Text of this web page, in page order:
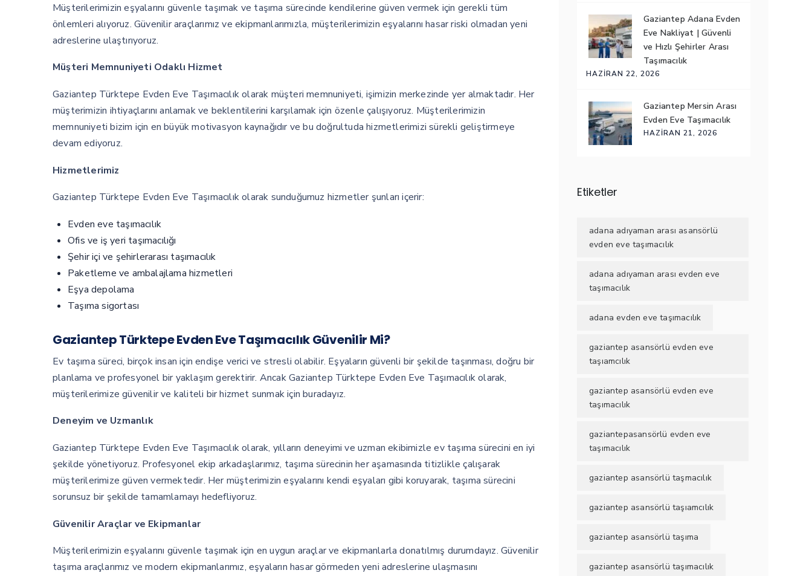
Müşterilerimizin eşyalarını güvenle taşımak ve taşıma sürecinde kendilerine güven vermek için gerekli tüm
önlemleri alıyoruz. Güvenilir araçlarımız ve ekipmanlarımızla, müşterilerimizin eşyalarını hasar riski olmadan yeni
adreslerine ulaştırıyoruz.
Müşteri Memnuniyeti Odaklı Hizmet
Gaziantep Türktepe Evden Eve Taşımacılık olarak müşteri memnuniyeti, işimizin merkezinde yer almaktadır. Her
müşterimizin ihtiyaçlarını anlamak ve beklentilerini karşılamak için özenle çalışıyoruz. Müşterilerimizin
memnuniyeti bizim için en büyük motivasyon kaynağıdır ve bu doğrultuda hizmetlerimizi sürekli geliştirmeye
devam ediyoruz.
Hizmetlerimiz
Gaziantep Türktepe Evden Eve Taşımacılık olarak sunduğumuz hizmetler şunları içerir:
Evden eve taşımacılık
Ofis ve iş yeri taşımacılığı
Şehir içi ve şehirlerarası taşımacılık
Paketleme ve ambalajlama hizmetleri
Eşya depolama
Taşıma sigortası
Gaziantep Türktepe Evden Eve Taşımacılık Güvenilir Mi?
Ev taşıma süreci, birçok insan için endişe verici ve stresli olabilir. Eşyaların güvenli bir şekilde taşınması, doğru bir
planlama ve profesyonel bir yaklaşım gerektirir. Ancak Gaziantep Türktepe Evden Eve Taşımacılık olarak,
müşterilerimize güvenilir ve kaliteli bir hizmet sunmak için buradayız.
Deneyim ve Uzmanlık
Gaziantep Türktepe Evden Eve Taşımacılık olarak, yılların deneyimi ve uzman ekibimizle ev taşıma sürecini en iyi
şekilde yönetiyoruz. Profesyonel ekip arkadaşlarımız, taşıma sürecinin her aşamasında titizlikle çalışarak
müşterilerimize güven vermektedir. Her müşterimizin eşyalarını kendi eşyaları gibi koruyarak, taşıma sürecini
sorunsuz bir şekilde tamamlamayı hedefliyoruz.
Güvenilir Araçlar ve Ekipmanlar
Müşterilerimizin eşyalarını güvenle taşımak için en uygun araçlar ve ekipmanlarla donatılmış durumdayız. Güvenilir
taşıma araçlarımız ve modern ekipmanlarımız, eşyaların hasar görmeden yeni adreslerine ulaşmasını
Gaziantep Adana Evden
Eve Nakliyat | Güvenli
ve Hızlı Şehirler Arası
Taşımacılık
HAZIRAN 22, 2026
Gaziantep Mersin Arası
Evden Eve Taşımacılık
HAZIRAN 21, 2026
Etiketler
adana adıyaman arası asansörlü
evden eve taşımacılık
adana adıyaman arası evden eve
taşımacılık
adana evden eve taşımacılık
gaziantep asansörlü evden eve
taşıamcılık
gaziantep asansörlü evden eve
taşımacılık
gaziantepasansörlü evden eve
taşımacılık
gaziantep asansörlü taşmacılık
gaziantep asansörlü taşıamcılık
gaziantep asansörlü taşıma
gaziantep asansörlü taşımacılık